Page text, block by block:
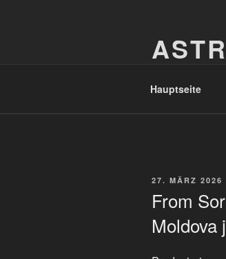
Hauptseite
27. MÄRZ 2026
From